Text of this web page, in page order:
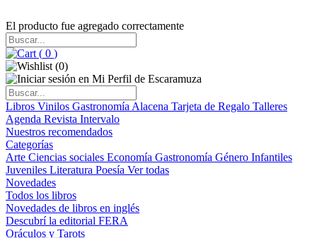
El producto fue agregado correctamente
( 0 )
(0)
Libros Vinilos Gastronomía Alacena Tarjeta de Regalo Talleres
Agenda Revista Intervalo
Nuestros recomendados
Categorías
Arte Ciencias sociales Economía Gastronomía Género Infantiles
Juveniles Literatura Poesía Ver todas
Novedades
Todos los libros
Novedades de libros en inglés
Descubrí la editorial FERA
Oráculos y Tarots